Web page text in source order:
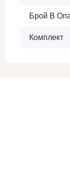
Брой В
Комплект